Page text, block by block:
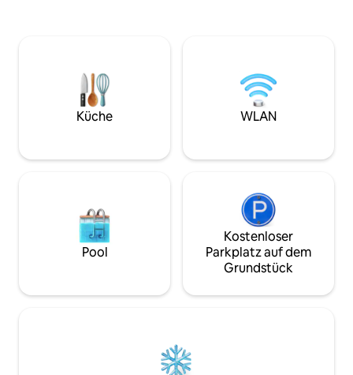
Klimaanlagen, Zentralheizung, WLAN
und einen 4K-Fernseher mit Netflix und
IPTV. Du kannst auch das Wetter
genießen, da es einen privaten Garten
Residenz gibt.
verschiedenen
Küchenzeile und
du kannst ein
Ladegerät nutzen
Küche WLAN
Pool
Kostenloser
Parkplatz auf dem
Grundstück